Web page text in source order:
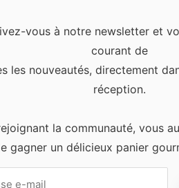
vous à notre newsletter et
courant de
les nouveautés, directement
réception.
la communauté, vous
gagner un délicieux panier